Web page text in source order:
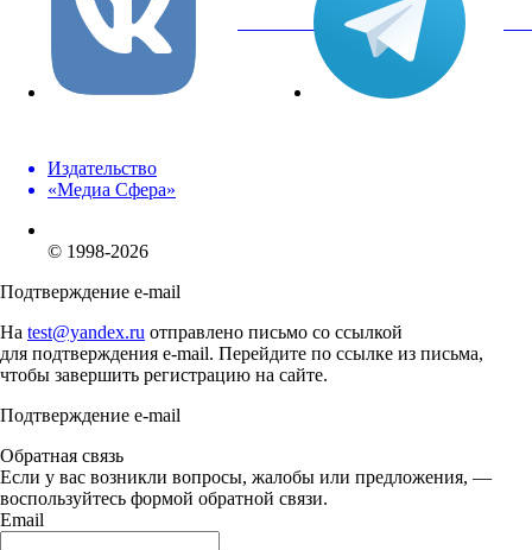
вКонтакте
Издательство
«Медиа Сфера»
© 1998-2026
Подтверждение e-mail
На test@yandex.ru отправлено письмо со ссылкой
для подтверждения e-mail. Перейдите по ссылке из письма,
чтобы завершить регистрацию на сайте.
Подтверждение e-mail
Обратная связь
Если у вас возникли вопросы, жалобы или предложения, —
воспользуйтесь формой обратной связи.
Email